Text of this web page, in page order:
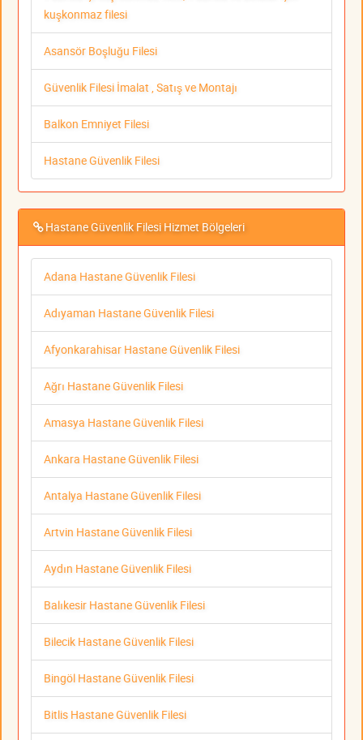
kuşkonmaz filesi
Asansör Boşluğu Filesi
Güvenlik Filesi İmalat , Satış ve Montajı
Balkon Emniyet Filesi
Hastane Güvenlik Filesi
Hastane Güvenlik Filesi Hizmet Bölgeleri
Adana Hastane Güvenlik Filesi
Adıyaman Hastane Güvenlik Filesi
Afyonkarahisar Hastane Güvenlik Filesi
Ağrı Hastane Güvenlik Filesi
Amasya Hastane Güvenlik Filesi
Ankara Hastane Güvenlik Filesi
Antalya Hastane Güvenlik Filesi
Artvin Hastane Güvenlik Filesi
Aydın Hastane Güvenlik Filesi
Balıkesir Hastane Güvenlik Filesi
Bilecik Hastane Güvenlik Filesi
Bingöl Hastane Güvenlik Filesi
Bitlis Hastane Güvenlik Filesi